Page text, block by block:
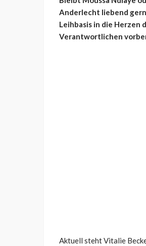
Anderlecht liebend
Leihbasis in die Herzen
Verantwortlichen
Aktuell steht Vitalie